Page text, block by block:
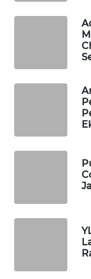
NET
UMKM
WAHANA